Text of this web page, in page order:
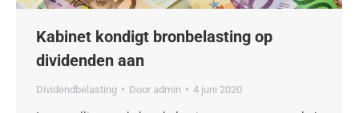
Kabinet kondigt bronbelasting op
dividenden aan
Dividendbelasting Door admin 4 juni 2020